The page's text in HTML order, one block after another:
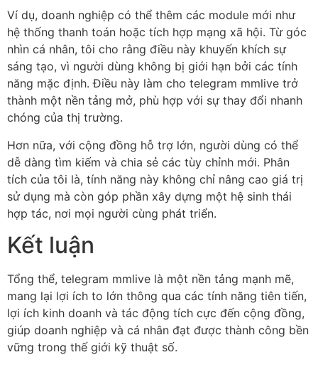
Ví dụ, doanh nghiệp có thể thêm các module mới như
hệ thống thanh toán hoặc tích hợp mạng xã hội. Từ góc
nhìn cá nhân, tôi cho rằng điều này khuyến khích sự
sáng tạo, vì người dùng không bị giới hạn bởi các tính
năng mặc định. Điều này làm cho telegram mmlive trở
thành một nền tảng mở, phù hợp với sự thay đổi nhanh
chóng của thị trường.
Hơn nữa, với cộng đồng hỗ trợ lớn, người dùng có thể
dễ dàng tìm kiếm và chia sẻ các tùy chỉnh mới. Phân
tích của tôi là, tính năng này không chỉ nâng cao giá trị
sử dụng mà còn góp phần xây dựng một hệ sinh thái
hợp tác, nơi mọi người cùng phát triển.
Kết luận
Tổng thể, telegram mmlive là một nền tảng mạnh mẽ,
mang lại lợi ích to lớn thông qua các tính năng tiên tiến,
lợi ích kinh doanh và tác động tích cực đến cộng đồng,
giúp doanh nghiệp và cá nhân đạt được thành công bền
vững trong thế giới kỹ thuật số.